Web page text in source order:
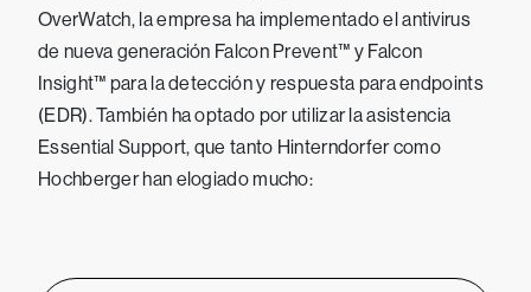
OverWatch, la empresa ha implementado el antivirus
de nueva generación Falcon Prevent™ y Falcon
Insight™ para la detección y respuesta para endpoints
(EDR). También ha optado por utilizar la asistencia
Essential Support, que tanto Hinterndorfer como
Hochberger han elogiado mucho: